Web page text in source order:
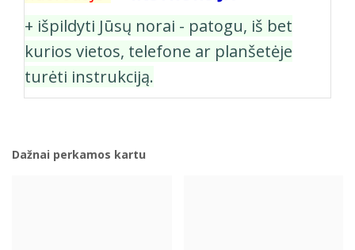
+ išpildyti Jūsų norai - patogu, iš bet
kurios vietos, telefone ar planšetėje
turėti instrukciją.
Dažnai perkamos kartu